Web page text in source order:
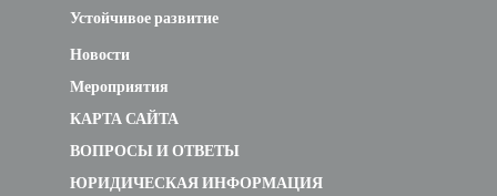
Устойчивое развитие
Новости
Мероприятия
КАРТА САЙТА
ВОПРОСЫ И ОТВЕТЫ
ЮРИДИЧЕСКАЯ ИНФОРМАЦИЯ